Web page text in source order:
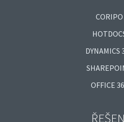
CORIPO
DYNAMICS
OFFICE